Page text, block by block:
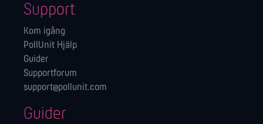
Support
Kom igång
PollUnit Hjälp
Guider
Supportforum
support@pollunit.com
Guider